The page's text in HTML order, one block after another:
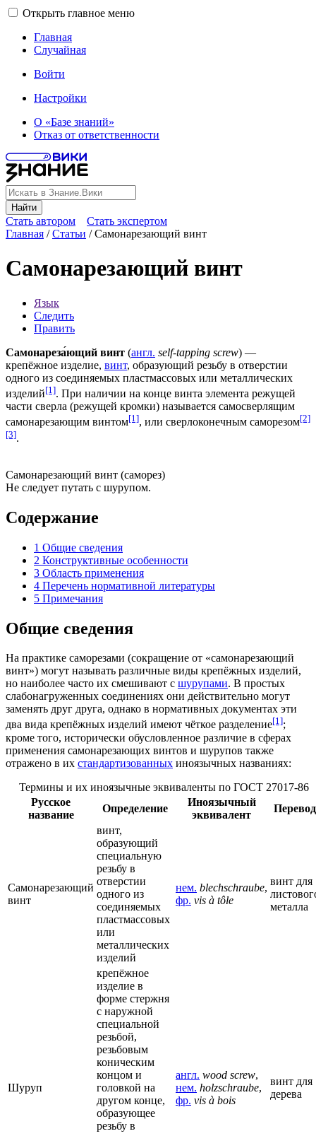
Открыть главное меню
Главная
Случайная
Войти
Настройки
О «Базе знаний»
Отказ от ответственности
Найти
Стать автором
Стать экспертом
Главная /Статьи /Самонарезающий винт
Самонарезающий винт
Язык
Следить
Править
Самонареза́ющий винт (англ. self-tapping screw) —
крепёжное изделие, винт, образующий резьбу в отверстии
одного из соединяемых пластмассовых или металлических
изделий[1]. При наличии на конце винта элемента режущей
части сверла (режущей кромки) называется самосверлящим
самонарезающим винтом[1], или сверлоконечным саморезом[2]
[3].
Самонарезающий винт (саморез)
Не следует путать с шурупом.
Содержание
1 Общие сведения
2 Конструктивные особенности
3 Область применения
4 Перечень нормативной литературы
5 Примечания
Общие сведения
На практике саморезами (сокращение от «самонарезающий
винт») могут называть различные виды крепёжных изделий,
но наиболее часто их смешивают с шурупами. В простых
слабонагруженных соединениях они действительно могут
заменять друг друга, однако в нормативных документах эти
два вида крепёжных изделий имеют чёткое разделение[1];
кроме того, исторически обусловленное различие в сферах
применения самонарезающих винтов и шурупов также
отражено в их стандартизованных иноязычных названиях:
Термины и их иноязычные эквиваленты по ГОСТ 27017-86
Русское
название
Определение
Иноязычный
эквивалент
Перевод
Самонарезающий
винт
винт,
образующий
специальную
резьбу в
отверстии
одного из
соединяемых
пластмассовых
или
металлических
изделий
нем. blechschraube,
фр. vis à tôle
винт для
металла
Шуруп
крепёжное
изделие в
форме стержня
с наружной
специальной
резьбой,
резьбовым
коническим
концом и
головкой на
другом конце,
образующее
резьбу в
англ. wood screw,
нем. holzschraube,
фр. vis à bois
винт для
дерева